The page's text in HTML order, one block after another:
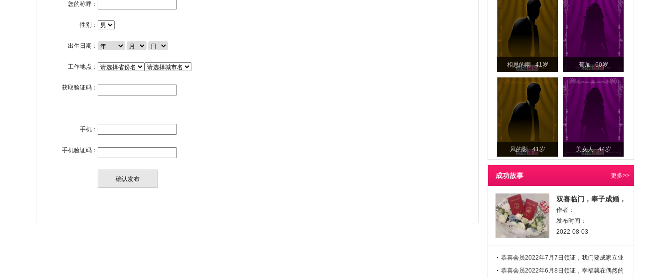
您的称呼：
性别：
出生日期：
工作地点：
获取验证码：
手机：
手机验证码：
相思的雨 41岁 荀加 60岁
风的影 41岁 美女人 44岁
更多>>
成功故事
双喜临门，奉子成婚，
作者：
发布时间：
2022-08-03
恭喜会员2022年7月7日领证，我们要成家立业
同时进行
恭喜会员2022年6月8日领证，幸福就在偶然的